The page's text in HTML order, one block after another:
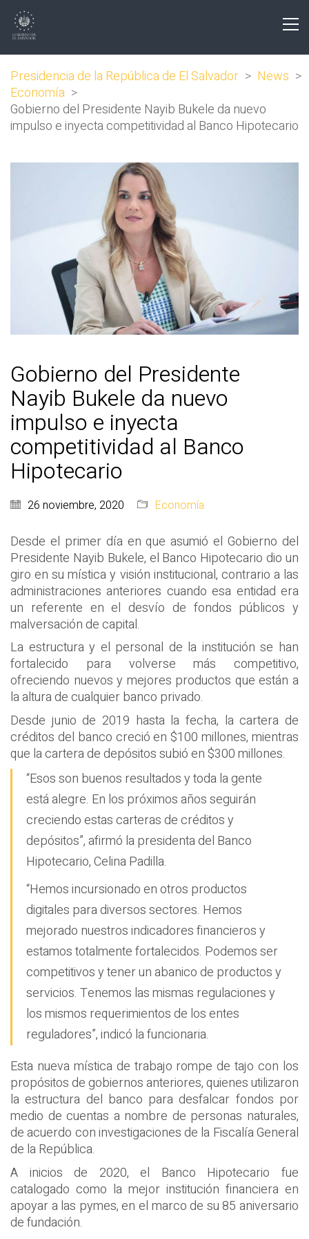
Presidencia de la República de El Salvador > News >
Economía >
Gobierno del Presidente Nayib Bukele da nuevo
impulso e inyecta competitividad al Banco Hipotecario
Gobierno del Presidente
Nayib Bukele da nuevo
impulso e inyecta
competitividad al Banco
Hipotecario
26 noviembre, 2020 Economía
Desde el primer día en que asumió el Gobierno del
Presidente Nayib Bukele, el Banco Hipotecario dio un
giro en su mística y visión institucional, contrario a las
administraciones anteriores cuando esa entidad era
un referente en el desvío de fondos públicos y
malversación de capital.
La estructura y el personal de la institución se han
fortalecido para volverse más competitivo,
ofreciendo nuevos y mejores productos que están a
la altura de cualquier banco privado.
Desde junio de 2019 hasta la fecha, la cartera de
créditos del banco creció en $100 millones, mientras
que la cartera de depósitos subió en $300 millones.
“Esos son buenos resultados y toda la gente
está alegre. En los próximos años seguirán
creciendo estas carteras de créditos y
depósitos”, afirmó la presidenta del Banco
Hipotecario, Celina Padilla.
“Hemos incursionado en otros productos
digitales para diversos sectores. Hemos
mejorado nuestros indicadores financieros y
estamos totalmente fortalecidos. Podemos ser
competitivos y tener un abanico de productos y
servicios. Tenemos las mismas regulaciones y
los mismos requerimientos de los entes
reguladores”, indicó la funcionaria.
Esta nueva mística de trabajo rompe de tajo con los
propósitos de gobiernos anteriores, quienes utilizaron
la estructura del banco para desfalcar fondos por
medio de cuentas a nombre de personas naturales,
de acuerdo con investigaciones de la Fiscalía General
de la República.
A inicios de 2020, el Banco Hipotecario fue
catalogado como la mejor institución financiera en
apoyar a las pymes, en el marco de su 85 aniversario
de fundación.